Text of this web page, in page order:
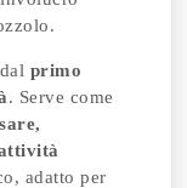
primo
. Serve come
adatto per